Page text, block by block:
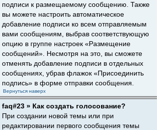
подписи к размещаемому сообщению. Также
вы можете настроить автоматическое
добавление подписи ко всем отправляемым
вами сообщениям, выбрав соответствующую
опцию в группе настроек «Размещение
сообщений». Несмотря на это, вы сможете
отменять добавление подписи в отдельных
сообщениях, убрав флажок «Присоединить
подпись» в форме отправки сообщения.
Вернуться наверх
faq#23 » Как создать голосование?
При создании новой темы или при
редактировании первого сообщения темы